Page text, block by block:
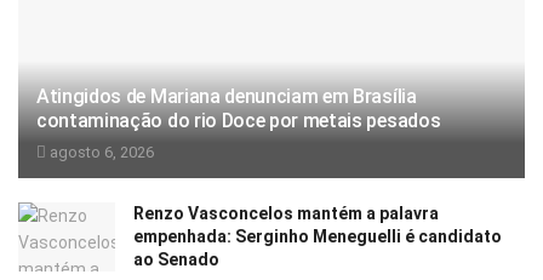
Atingidos de Mariana denunciam em Brasília
contaminação do rio Doce por metais pesados
agosto 6, 2026
Renzo Vasconcelos mantém a palavra
empenhada: Serginho Meneguelli é candidato
ao Senado